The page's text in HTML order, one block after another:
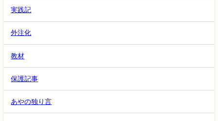
実践記
外注化
教材
保護記事
あやの独り言